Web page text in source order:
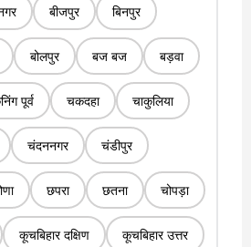
बीजपुर बिनपुर
बोलपुर बज बज बड़वा
पूर्व चकदहा चाकुलिया
चंदननगर चंडीपुर
छपरा छतना चोपड़ा
कूचबिहार दक्षिण कूचबिहार उत्तर